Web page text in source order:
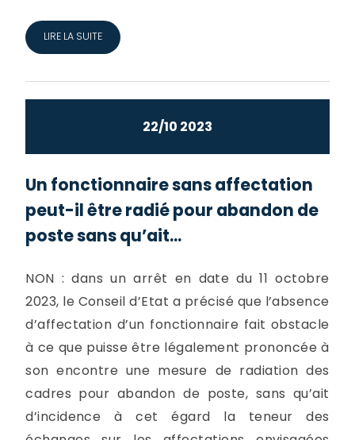
LIRE LA SUITE
22/10 2023
Un fonctionnaire sans affectation
peut-il être radié pour abandon de
poste sans qu’ait...
NON : dans un arrêt en date du 11 octobre
2023, le Conseil d’Etat a précisé que l’absence
d’affectation d’un fonctionnaire fait obstacle
à ce que puisse être légalement prononcée à
son encontre une mesure de radiation des
cadres pour abandon de poste, sans qu’ait
d’incidence à cet égard la teneur des